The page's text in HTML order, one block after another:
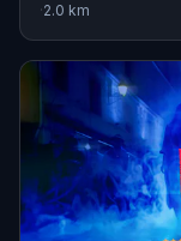
·2.0 km